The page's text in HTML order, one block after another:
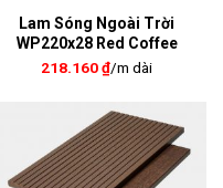
Lam Sóng Ngoài Trời
WP220x28 Red Coffee
218.160₫/m dài